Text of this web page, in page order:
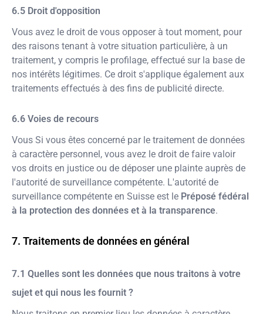
Droit d'opposition
Vous avez le droit de vous opposer à tout moment, pour
des raisons tenant à votre situation particulière, à un
traitement, y compris le profilage, effectué sur la base de
nos intérêts légitimes. Ce droit s'applique également aux
traitements effectués à des fins de publicité directe.
Voies de recours
Vous Si vous êtes concerné par le traitement de données
à caractère personnel, vous avez le droit de faire valoir
vos droits en justice ou de déposer une plainte auprès de
l'autorité de surveillance compétente. L'autorité de
surveillance compétente en Suisse est le Préposé fédéral
à la protection des données et à la transparence.
Traitements de données en général
Quelles sont les données que nous traitons à votre
sujet et qui nous les fournit ?